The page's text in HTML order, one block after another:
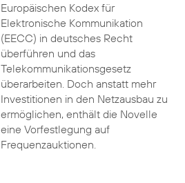
Europäischen Kodex für
Elektronische Kommunikation
(EECC) in deutsches Recht
überführen und das
Telekommunikationsgesetz
überarbeiten. Doch anstatt mehr
Investitionen in den Netzausbau zu
ermöglichen, enthält die Novelle
eine Vorfestlegung auf
Frequenzauktionen.